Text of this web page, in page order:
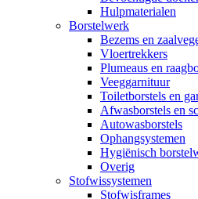
Hulpmaterialen
Borstelwerk
Bezems en
Vloertrekkers
Plumeaus en
Veeggarnituur
Toiletborstels en
Afwasborstels en
Autowasborstels
Ophangsystemen
Hygiënisch
Overig
Stofwissystemen
Stofwisframes